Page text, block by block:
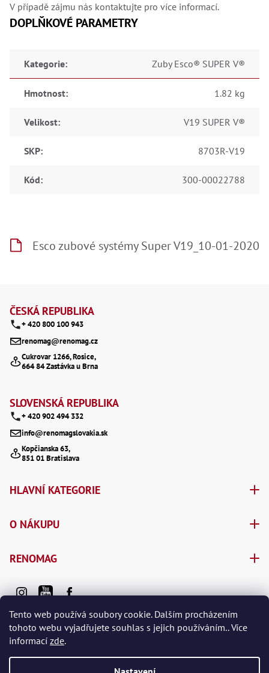
Tento web používá soubory cookie. Dalším procházením
tohoto webu vyjadřujete souhlas s jejich používáním.. Více
informací zde.
V případě zájmu nás kontaktujte pro více informací.
DOPLŇKOVÉ PARAMETRY
Kategorie: Zuby Esco® SUPER V®
Hmotnost: 1.82 kg
Velikost: V19 SUPER V®
SKP: 8703R-V19
Kód: 300-00022788
Esco zubové systémy Super V19_10-01-2020
ČESKÁ REPUBLIKA
+ 420 800 100 943
renomag@renomag.cz
Cukrovar 1266, Rosice,
664 84 Zastávka u Brna
SLOVENSKÁ REPUBLIKA
+ 420 902 494 332
info@renomagslovakia.sk
Kopčianska 63,
851 01 Bratislava
HLAVNÍ KATEGORIE
O NÁKUPU
RENOMAG
Vytvořil Shoptet Premium